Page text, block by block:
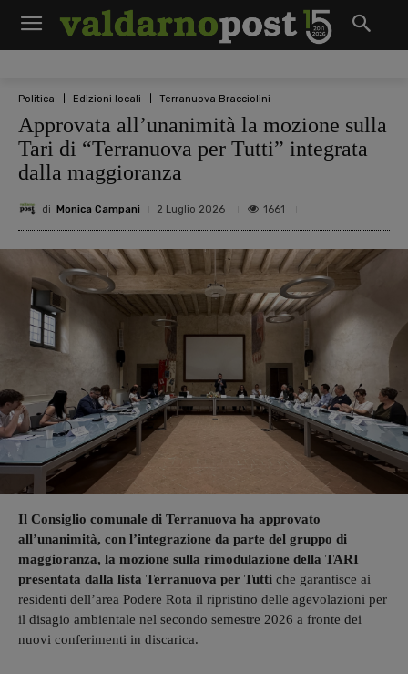
Politica Edizioni locali Terranuova Bracciolini
Approvata all’unanimità la mozione sulla
Tari di “Terranuova per Tutti” integrata
dalla maggioranza
di Monica Campani 2 Luglio 2026 1661
Il Consiglio comunale di Terranuova ha approvato
all’unanimità, con l’integrazione da parte del gruppo di
maggioranza, la mozione sulla rimodulazione della TARI
presentata dalla lista Terranuova per Tutti che garantisce ai
residenti dell’area Podere Rota il ripristino delle agevolazioni per
il disagio ambientale nel secondo semestre 2026 a fronte dei
nuovi conferimenti in discarica.